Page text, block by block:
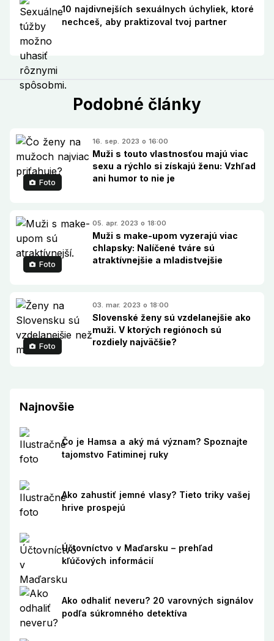
10 najdivnejších sexuálnych úchyliek, ktoré
nechceš, aby praktizoval tvoj partner
Podobné články
Foto
16. sep. 2023 o 16:00
Muži s touto vlastnosťou majú viac
sexu a rýchlo si získajú ženu: Vzhľad
ani humor to nie je
Foto
05. apr. 2023 o 18:00
Muži s make-upom vyzerajú viac
chlapsky: Nalíčené tváre sú
atraktívnejšie a mladistvejšie
Foto
03. mar. 2023 o 18:00
Slovenské ženy sú vzdelanejšie ako
muži. V ktorých regiónoch sú
rozdiely najväčšie?
Najnovšie
Čo je Hamsa a aký má význam? Spoznajte
tajomstvo Fatiminej ruky
Ako zahustiť jemné vlasy? Tieto triky vašej
hrive prospejú
Účtovníctvo v Maďarsku – prehľad
kľúčových informácií
Ako odhaliť neveru? 20 varovných signálov
podľa súkromného detektíva